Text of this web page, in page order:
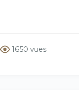
1650 vues